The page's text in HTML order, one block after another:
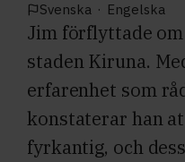
Svenska · Engelska
Jim förflyttade
staden Kiruna.
erfarenhet som
konstaterar han
fyrkantig, och